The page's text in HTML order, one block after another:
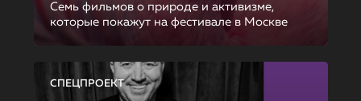
Семь фильмов о природе и активизме,
которые покажут на фестивале в Москве
СПЕЦПРОЕКТ